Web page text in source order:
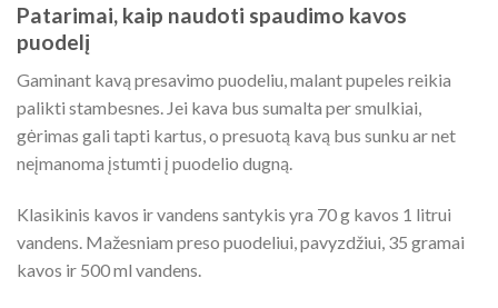
Patarimai, kaip naudoti spaudimo kavos
puodelį
Gaminant kavą presavimo puodeliu, malant pupeles reikia
palikti stambesnes. Jei kava bus sumalta per smulkiai,
gėrimas gali tapti kartus, o presuotą kavą bus sunku ar net
neįmanoma įstumti į puodelio dugną.
Klasikinis kavos ir vandens santykis yra 70 g kavos 1 litrui
vandens. Mažesniam preso puodeliui, pavyzdžiui, 35 gramai
kavos ir 500 ml vandens.